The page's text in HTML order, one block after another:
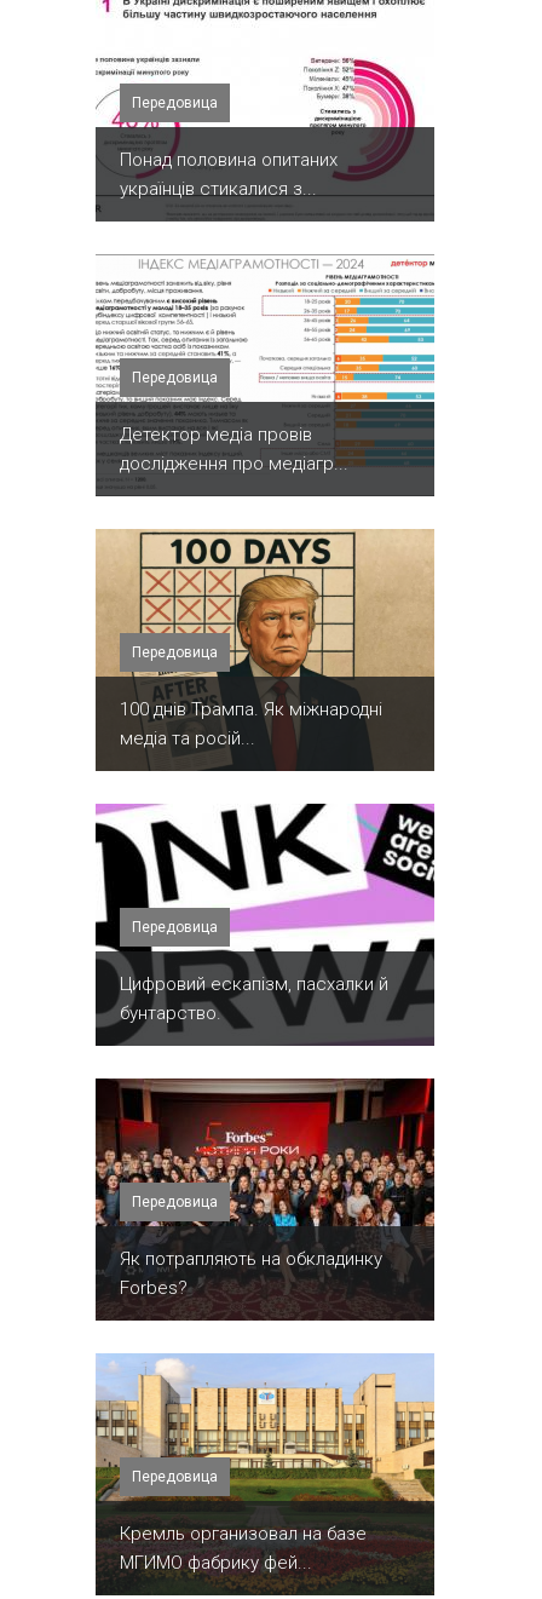
Передовица
Понад половина опитаних
українців стикалися з...
Передовица
Детектор медіа провів
дослідження про медіагр...
Передовица
100 днів Трампа. Як міжнародні
медіа та росій...
Передовица
​Цифровий ескапізм, пасхалки й
бунтарство.
Передовица
​Як потрапляють на обкладинку
Forbes?
Передовица
Кремль организовал на базе
МГИМО фабрику фей...